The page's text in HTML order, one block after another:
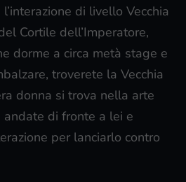
di livello Vecchia
Cortile dell’Imperatore,
dorme a circa metà stage e
troverete la Vecchia
donna si trova nella arte
di fronte a lei e
per lanciarlo contro